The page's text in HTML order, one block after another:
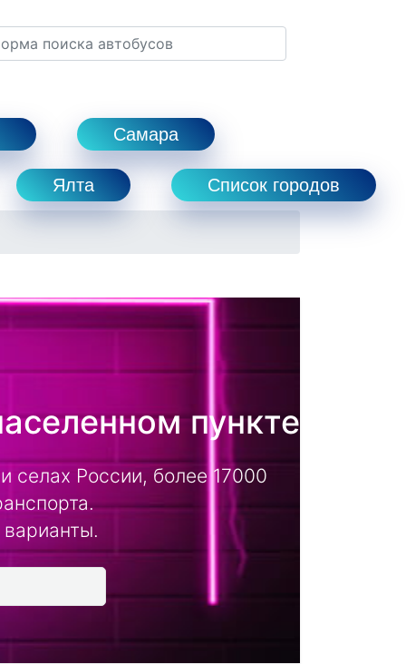
Самара
Ялта Список городов
пункте
селах России, более 17000